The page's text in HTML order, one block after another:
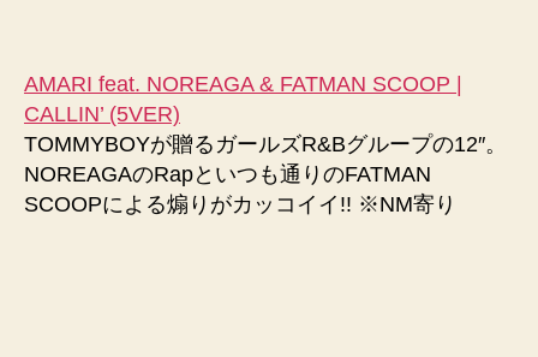
AMARI feat. NOREAGA & FATMAN SCOOP |
CALLIN’ (5VER)
TOMMYBOYが贈るガールズR&Bグループの12″。
NOREAGAのRapといつも通りのFATMAN
SCOOPによる煽りがカッコイイ!! ※NM寄り